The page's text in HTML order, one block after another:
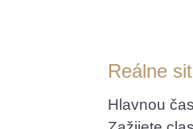
Reálne
Hlavnou